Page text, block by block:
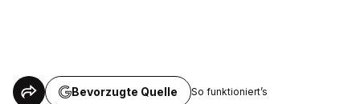
Bevorzugte Quelle So funktioniert’s